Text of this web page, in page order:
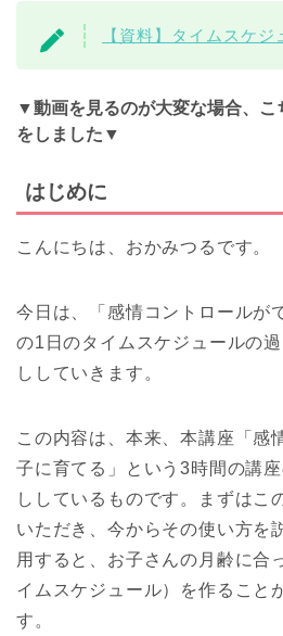
【資料】タイムスケジ
▼動画を見るのが大変な場合、こ
をしました▼
はじめに
こんにちは、おかみつるです。
今日は、「感情コントロールが
の1日のタイムスケジュールの
ししていきます。
この内容は、本来、本講座「感
子に育てる」という3時間の講
ししているものです。まずはこ
いただき、今からその使い方を
用すると、お子さんの月齢に合
イムスケジュール）を作ること
す。